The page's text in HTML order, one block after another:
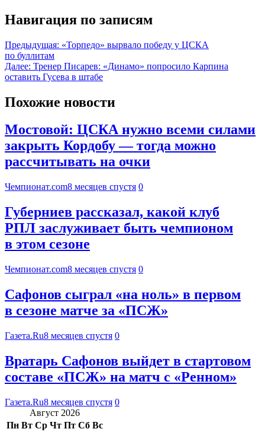
Навигация по записям
Предыдущая: «Торпедо» вырвало победу у ЦСКА
по буллитам
Далее: Тренер Писарев: «Динамо» попросило Карпина
оставить Гусева в штабе
Похожие новости
Мостовой: ЦСКА нужно всеми силами
закрыть Кордобу — тогда можно
рассчитывать на очки
Чемпионат.com8 месяцев спустя 0
Губерниев рассказал, какой клуб
РПЛ заслуживает быть чемпионом
в этом сезоне
Чемпионат.com8 месяцев спустя 0
Сафонов сыграл «на ноль» в первом
в сезоне матче за «ПСЖ»
Газета.Ru8 месяцев спустя 0
Вратарь Сафонов выйдет в стартовом
составе «ПСЖ» на матч с «Ренном»
Газета.Ru8 месяцев спустя 0
Август 2026
Пн Вт Ср Чт Пт Сб Вс